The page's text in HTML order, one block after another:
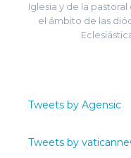
Iglesia y de la
el ámbito de las
Tweets by Agensic
Tweets by